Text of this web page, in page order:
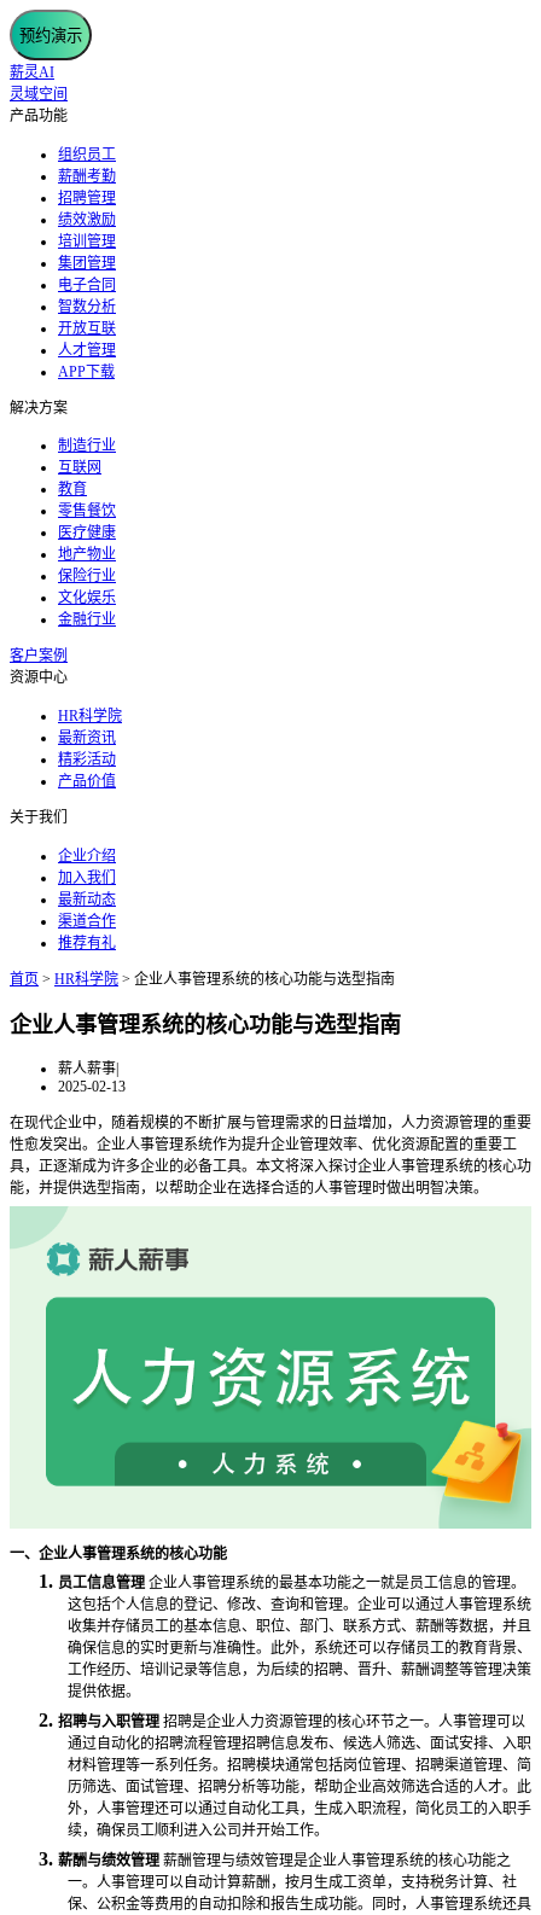
预约演示
薪灵AI
灵域空间
产品功能
组织员工
薪酬考勤
招聘管理
绩效激励
培训管理
集团管理
电子合同
智数分析
开放互联
人才管理
APP下载
解决方案
制造行业
互联网
教育
零售餐饮
医疗健康
地产物业
保险行业
文化娱乐
金融行业
客户案例
资源中心
HR科学院
最新资讯
精彩活动
产品价值
关于我们
企业介绍
加入我们
最新动态
渠道合作
推荐有礼
首页 > HR科学院 > 企业人事管理系统的核心功能与选型指南
企业人事管理系统的核心功能与选型指南
薪人薪事|
2025-02-13
在现代企业中，随着规模的不断扩展与管理需求的日益增加，人力资源管理的重要
性愈发突出。企业人事管理系统作为提升企业管理效率、优化资源配置的重要工
具，正逐渐成为许多企业的必备工具。本文将深入探讨企业人事管理系统的核心功
能，并提供选型指南，以帮助企业在选择合适的人事管理时做出明智决策。
一、企业人事管理系统的核心功能
1. 员工信息管理 企业人事管理系统的最基本功能之一就是员工信息的管理。
这包括个人信息的登记、修改、查询和管理。企业可以通过人事管理系统
收集并存储员工的基本信息、职位、部门、联系方式、薪酬等数据，并且
确保信息的实时更新与准确性。此外，系统还可以存储员工的教育背景、
工作经历、培训记录等信息，为后续的招聘、晋升、薪酬调整等管理决策
提供依据。
2. 招聘与入职管理 招聘是企业人力资源管理的核心环节之一。 人事管理可以
通过自动化的招聘流程管理招聘信息发布、候选人筛选、面试安排、入职
材料管理等一系列任务。招聘模块通常包括岗位管理、招聘渠道管理、简
历筛选、面试管理、招聘分析等功能，帮助企业高效筛选合适的人才。此
外， 人事管理还可以通过自动化工具，生成入职流程，简化员工的入职手
续，确保员工顺利进入公司并开始工作。
3. 薪酬与绩效管理 薪酬管理与绩效管理是企业人事管理系统的核心功能之
一。 人事管理可以自动计算薪酬，按月生成工资单，支持税务计算、社
保、公积金等费用的自动扣除和报告生成功能。同时， 人事管理系统还具